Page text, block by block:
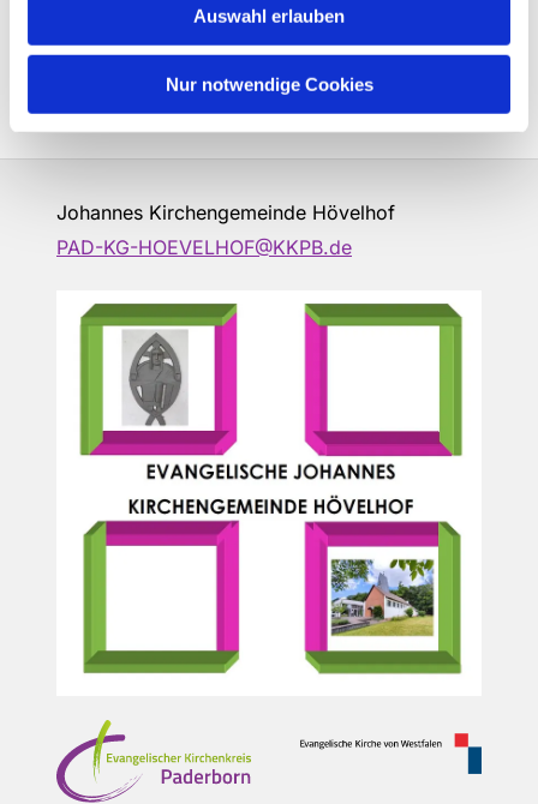
Auswahl erlauben
Nur notwendige Cookies
Johannes Kirchengemeinde Hövelhof
PAD-KG-HOEVELHOF@KKPB.de